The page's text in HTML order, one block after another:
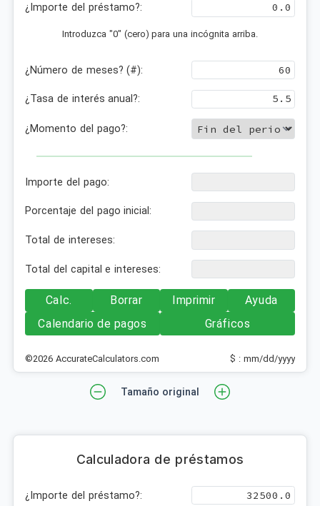
¿Importe del préstamo?:
Introduzca "0" (cero) para una incógnita arriba.
¿Número de meses? (#):
¿Tasa de interés anual?:
¿Momento del pago?:
Importe del pago:
Porcentaje del pago inicial:
Total de intereses:
Total del capital e intereses:
Calc. Borrar Imprimir
Ayuda
Calendario de pagos
Gráficos
©2026 AccurateCalculators.com $ : mm/dd/yyyy
Tamaño original
Calculadora de préstamos
¿Importe del préstamo?: